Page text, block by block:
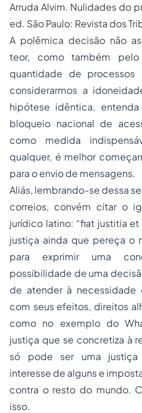
Arruda Alvim. Nulidades do
ed. São Paulo: Revista dos
A polêmica decisão não
teor, como também
quantidade de
considerarmos a
hipótese idêntica,
bloqueio nacional de
como medida
qualquer, é melhor
para o envio de mensagens.
Aliás, lembrando-se dessa
correios, convém citar o
jurídico latino: “fiat justitia
justiça ainda que pereça o
para exprimir uma
possibilidade de uma
de atender à necessidade
com seus efeitos, direitos
como no exemplo do
justiça que se concretiza à
só pode ser uma justiça
interesse de alguns e
contra o resto do mundo.
isso.